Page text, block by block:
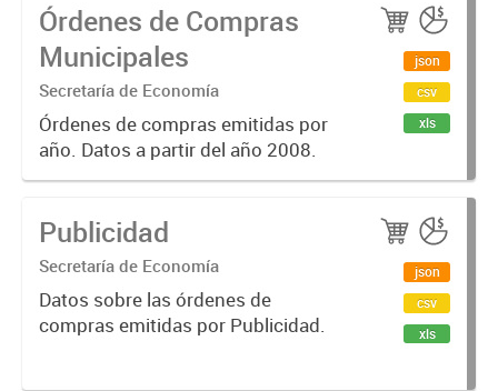
dinero que se compromete, luego
de emitido un contrato / orden de...
Órdenes de Compras
Municipales
Secretaría de Economía
Órdenes de compras emitidas por
año. Datos a partir del año 2008.
json
csv
xls
Publicidad
Secretaría de Economía
Datos sobre las órdenes de
compras emitidas por Publicidad.
json
csv
xls